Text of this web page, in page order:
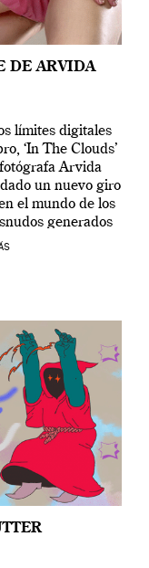
DE ARVIDA
límites digitales
‘In The Clouds’
Arvida
un nuevo giro
el mundo de los
generados